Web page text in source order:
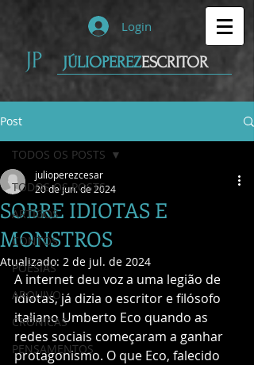
JP
Login
JÚLIOPEREZESCRITOR
Post
TODOS OS POSTS
ARTIGOS
CONTOS
POESIAS
ARQUIVO
CRÔNICAS
PENSAMENTOS
TODOS OS POSTS
SOBRE IDIOTAS E
MONSTROS
julioperezcesar
20 de jun. de 2024
Atualizado: 2 de jul. de 2024
A internet deu voz a uma legião de
idiotas, já dizia o escritor e filósofo
italiano Umberto Eco quando as
redes sociais começaram a ganhar
protagonismo. O que Eco, falecido